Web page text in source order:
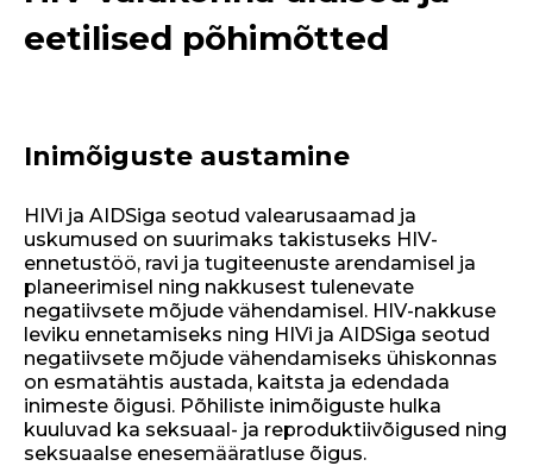
eetilised põhimõtted
Inimõiguste austamine
HIVi ja AIDSiga seotud valearusaamad ja
uskumused on suurimaks takistuseks HIV-
ennetustöö, ravi ja tugiteenuste arendamisel ja
planeerimisel ning nakkusest tulenevate
negatiivsete mõjude vähendamisel. HIV-nakkuse
leviku ennetamiseks ning HIVi ja AIDSiga seotud
negatiivsete mõjude vähendamiseks ühiskonnas
on esmatähtis austada, kaitsta ja edendada
inimeste õigusi. Põhiliste inimõiguste hulka
kuuluvad ka seksuaal- ja reproduktiivõigused ning
seksuaalse enesemääratluse õigus.